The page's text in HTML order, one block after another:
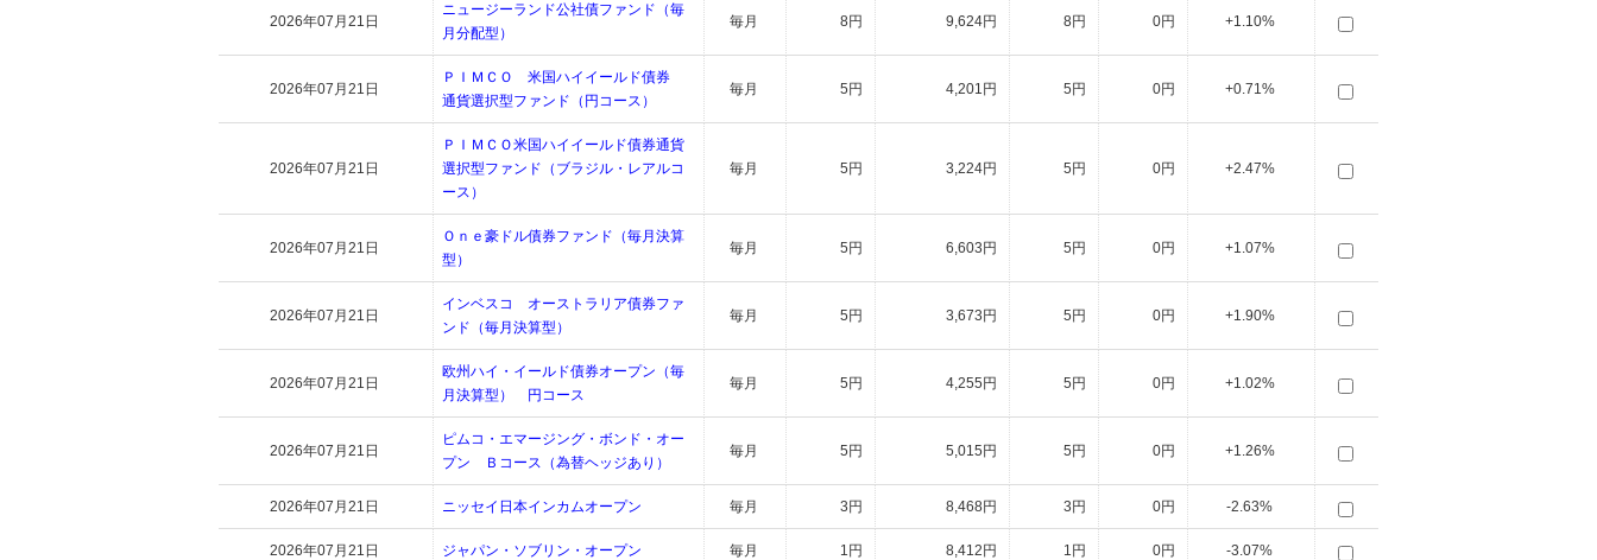
2026年07月21日
ニュージーランド公社債ファンド（毎
月分配型）
毎月 8円 9,624円 8円 0円 +1.10%
2026年07月21日
ＰＩＭＣＯ 米国ハイイールド債券
通貨選択型ファンド（円コース）
毎月 5円 4,201円 5円 0円 +0.71%
2026年07月21日
ＰＩＭＣＯ米国ハイイールド債券通貨
選択型ファンド（ブラジル・レアルコ
ース）
毎月 5円 3,224円 5円 0円 +2.47%
2026年07月21日
Ｏｎｅ豪ドル債券ファンド（毎月決算
型）
毎月 5円 6,603円 5円 0円 +1.07%
2026年07月21日
インベスコ オーストラリア債券ファ
ンド（毎月決算型）
毎月 5円 3,673円 5円 0円 +1.90%
2026年07月21日
欧州ハイ・イールド債券オープン（毎
月決算型） 円コース
毎月 5円 4,255円 5円 0円 +1.02%
2026年07月21日
ピムコ・エマージング・ボンド・オー
プン Ｂコース（為替ヘッジあり）
毎月 5円 5,015円 5円 0円 +1.26%
2026年07月21日 ニッセイ日本インカムオープン 毎月 3円 8,468円 3円 0円 -2.63%
2026年07月21日 ジャパン・ソブリン・オープン 毎月 1円 8,412円 1円 0円 -3.07%